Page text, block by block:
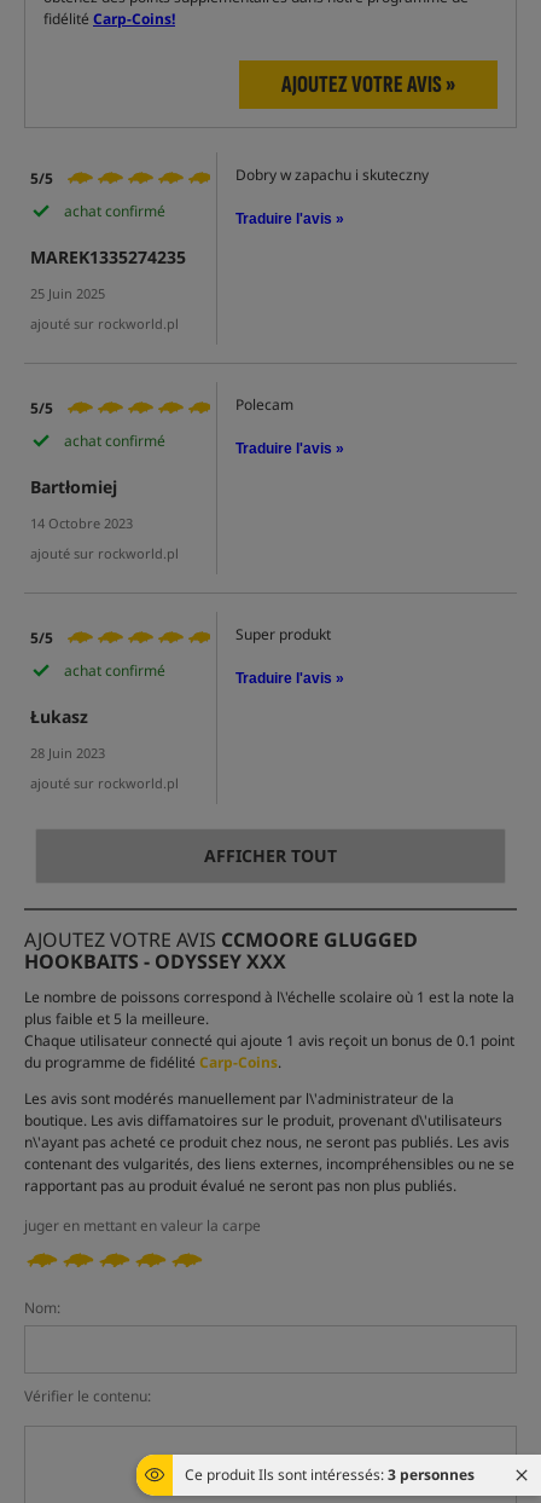
Ce produit Ils sont intéressés:3 personnes
fidélité Carp-Coins!
AJOUTEZ VOTRE AVIS »
5/5
achat confirmé
MAREK1335274235
25 Juin 2025
ajouté sur rockworld.pl
Dobry w zapachu i skuteczny
Traduire l'avis »
5/5
achat confirmé
Bartłomiej
14 Octobre 2023
ajouté sur rockworld.pl
Polecam
Traduire l'avis »
5/5
achat confirmé
Łukasz
28 Juin 2023
ajouté sur rockworld.pl
Super produkt
Traduire l'avis »
AFFICHER TOUT
AJOUTEZ VOTRE AVIS CCMOORE GLUGGED
HOOKBAITS - ODYSSEY XXX
Le nombre de poissons correspond à l\'échelle scolaire où 1 est la note la
plus faible et 5 la meilleure.
Chaque utilisateur connecté qui ajoute 1 avis reçoit un bonus de 0.1 point
du programme de fidélité Carp-Coins.
Les avis sont modérés manuellement par l\'administrateur de la
boutique. Les avis diffamatoires sur le produit, provenant d\'utilisateurs
n\'ayant pas acheté ce produit chez nous, ne seront pas publiés. Les avis
contenant des vulgarités, des liens externes, incompréhensibles ou ne se
rapportant pas au produit évalué ne seront pas non plus publiés.
juger en mettant en valeur la carpe
Nom:
Vérifier le contenu: